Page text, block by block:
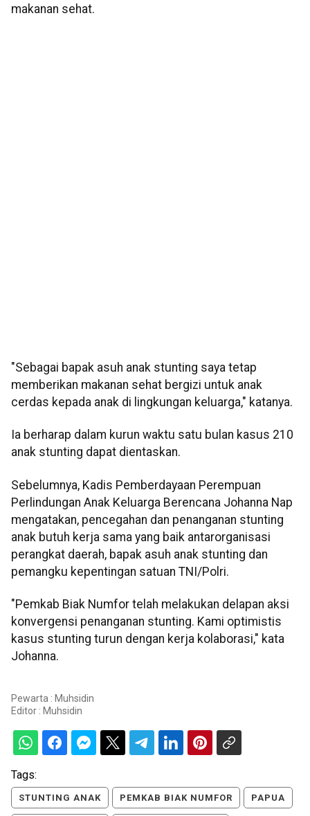
makanan sehat.
"Sebagai bapak asuh anak stunting saya tetap
memberikan makanan sehat bergizi untuk anak
cerdas kepada anak di lingkungan keluarga," katanya.
Ia berharap dalam kurun waktu satu bulan kasus 210
anak stunting dapat dientaskan.
Sebelumnya, Kadis Pemberdayaan Perempuan
Perlindungan Anak Keluarga Berencana Johanna Nap
mengatakan, pencegahan dan penanganan stunting
anak butuh kerja sama yang baik antarorganisasi
perangkat daerah, bapak asuh anak stunting dan
pemangku kepentingan satuan TNI/Polri.
"Pemkab Biak Numfor telah melakukan delapan aksi
konvergensi penanganan stunting. Kami optimistis
kasus stunting turun dengan kerja kolaborasi," kata
Johanna.
Pewarta : Muhsidin
Editor : Muhsidin
Tags:
STUNTING ANAK PEMKAB BIAK NUMFOR PAPUA